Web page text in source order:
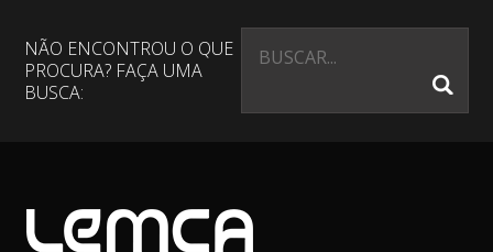
NÃO ENCONTROU O QUE
PROCURA? FAÇA UMA
BUSCA: